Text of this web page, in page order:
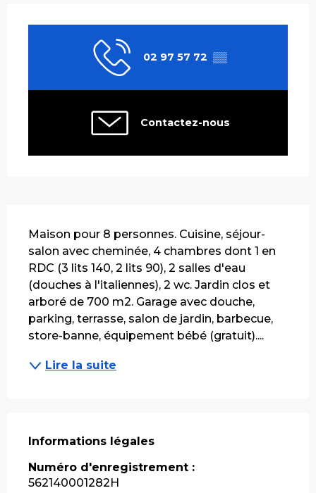
02 97 57 72 ▒▒
Contactez-nous
Maison pour 8 personnes. Cuisine, séjour-
salon avec cheminée, 4 chambres dont 1 en
RDC (3 lits 140, 2 lits 90), 2 salles d'eau
(douches à l'italiennes), 2 wc. Jardin clos et
arboré de 700 m2. Garage avec douche,
parking, terrasse, salon de jardin, barbecue,
store-banne, équipement bébé (gratuit)....
Lire la suite
Informations légales
Informations légales
Numéro d'enregistrement :
562140001282H